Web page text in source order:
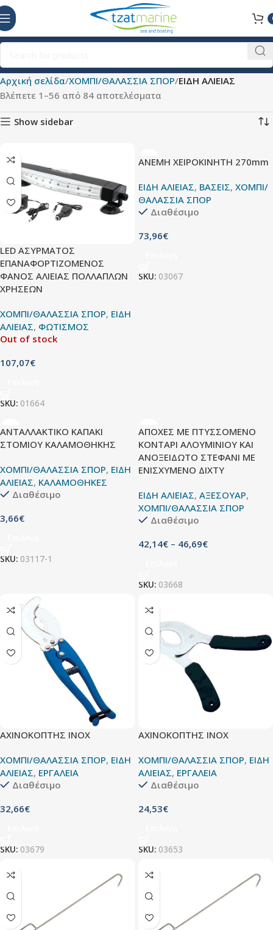
Αρχική σελίδα ΧΟΜΠΙ/ΘΑΛΑΣΣΙΑ ΣΠΟΡ ΕΙΔΗ ΑΛΙΕΙΑΣ
Βλέπετε 1–56 από 84 αποτελέσματα
Show sidebar
LED ΑΣΥΡΜΑΤΟΣ
ΕΠΑΝΑΦΟΡΤΙΖΟΜΕΝΟΣ
ΦΑΝΟΣ ΑΛΙΕΙΑΣ ΠΟΛΛΑΠΛΩΝ
ΧΡΗΣΕΩΝ
ΧΟΜΠΙ/ΘΑΛΑΣΣΙΑ ΣΠΟΡ, ΕΙΔΗ
ΑΛΙΕΙΑΣ, ΦΩΤΙΣΜΟΣ
Out of stock
107,07€
SKU: 01664
ΑΝΕΜΗ ΧΕΙΡΟΚΙΝΗΤΗ 270mm
ΕΙΔΗ ΑΛΙΕΙΑΣ, ΒΑΣΕΙΣ, ΧΟΜΠΙ/
ΘΑΛΑΣΣΙΑ ΣΠΟΡ
Διαθέσιμο
73,96€
SKU: 03067
ΑΝΤΑΛΛΑΚΤΙΚΟ ΚΑΠΑΚΙ
ΣΤΟΜΙΟΥ ΚΑΛΑΜΟΘΗΚΗΣ
ΧΟΜΠΙ/ΘΑΛΑΣΣΙΑ ΣΠΟΡ, ΕΙΔΗ
ΑΛΙΕΙΑΣ, ΚΑΛΑΜΟΘΗΚΕΣ
Διαθέσιμο
3,66€
SKU: 03117-1
ΑΠΟΧΕΣ ΜΕ ΠΤΥΣΣΟΜΕΝΟ
ΚΟΝΤΑΡΙ ΑΛΟΥΜΙΝΙΟΥ ΚΑΙ
ΑΝΟΞΕΙΔΩΤΟ ΣΤΕΦΑΝΙ ΜΕ
ΕΝΙΣΧΥΜΕΝΟ ΔΙΧΤΥ
ΕΙΔΗ ΑΛΙΕΙΑΣ, ΑΞΕΣΟΥΑΡ,
ΧΟΜΠΙ/ΘΑΛΑΣΣΙΑ ΣΠΟΡ
Διαθέσιμο
42,14€ – 46,69€
SKU: 03668
ΑΧΙΝΟΚΟΠΤΗΣ INOX
ΧΟΜΠΙ/ΘΑΛΑΣΣΙΑ ΣΠΟΡ, ΕΙΔΗ
ΑΛΙΕΙΑΣ, ΕΡΓΑΛΕΙΑ
Διαθέσιμο
32,66€
SKU: 03679
ΑΧΙΝΟΚΟΠΤΗΣ ΙΝΟΧ
ΧΟΜΠΙ/ΘΑΛΑΣΣΙΑ ΣΠΟΡ, ΕΙΔΗ
ΑΛΙΕΙΑΣ, ΕΡΓΑΛΕΙΑ
Διαθέσιμο
24,53€
SKU: 03653